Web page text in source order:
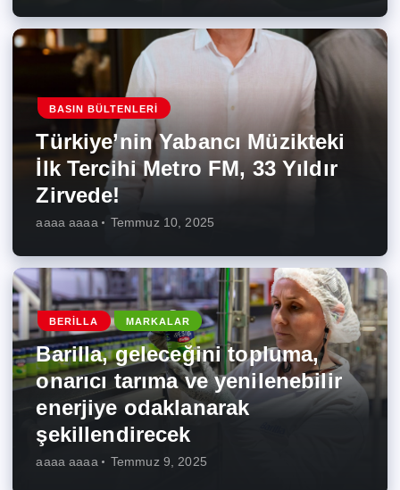
BASIN BÜLTENLERI
Türkiye’nin Yabancı Müzikteki
İlk Tercihi Metro FM, 33 Yıldır
Zirvede!
aaaa aaaa Temmuz 10, 2025
BERILLA MARKALAR
Barilla, geleceğini topluma,
onarıcı tarıma ve yenilenebilir
enerjiye odaklanarak
şekillendirecek
aaaa aaaa Temmuz 9, 2025